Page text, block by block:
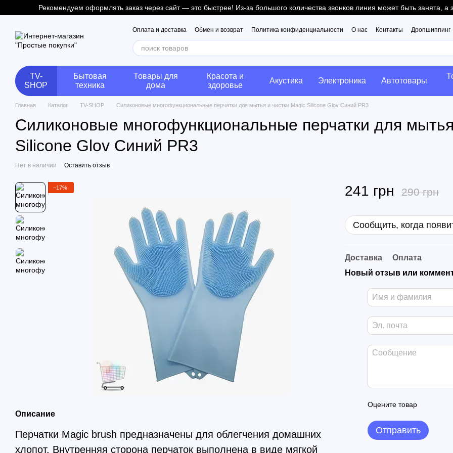
Перейти к основному контенту
Рекомендуем оформлять заказ через сайт — это быстрее! Из-за большого количества звонков линия может быть занята,
Оплата и доставка Обмен и возврат Политика конфиденциальности О нас Контакты Дропшиппинг
TV-
SHOP
Бытовая
техника
Товары для
дома
Красота и
здоровье
Акустика Электроника Автотовары
Главная Каталог TV-SHOP Силиконовые многофункциональные перчатки для мытья и чистки Magic Silicone Glov Синий PR3
Силиконовые многофункциональные перчатки для
Silicone Glov Синий PR3
Нет в наличии Оставить отзыв
−17%
Описание
Перчатки Magic brush предназначены для облегчения домашних
хлопот. Внутренняя сторона перчаток выполнена в виде мягкой
241 грн 290 грн
Сообщить, когда
Доставка
Оплата
Новый отзыв или
Оцените товар
Отправить